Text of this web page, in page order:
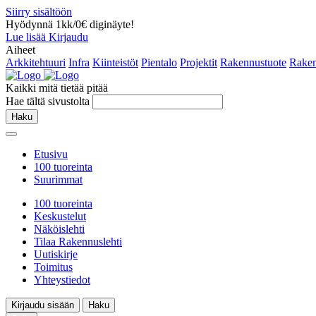
Siirry sisältöön
Hyödynnä 1kk/0€ diginäyte!
Lue lisää Kirjaudu
Aiheet
Arkkitehtuuri Infra Kiinteistöt Pientalo Projektit Rakennustuote
Kaikki mitä tietää pitää
Hae tältä sivustolta
Haku
Etusivu
100 tuoreinta
Suurimmat
100 tuoreinta
Keskustelut
Näköislehti
Tilaa Rakennuslehti
Uutiskirje
Toimitus
Yhteystiedot
Kirjaudu sisään
Haku